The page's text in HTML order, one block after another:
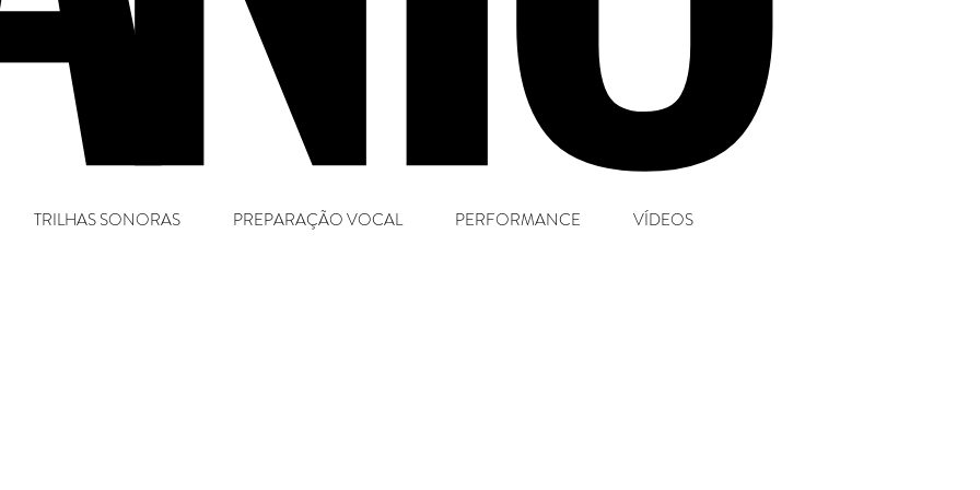
TRILHAS SONORAS PREPARAÇÃO VOCAL PERFORMANCE VÍDEOS